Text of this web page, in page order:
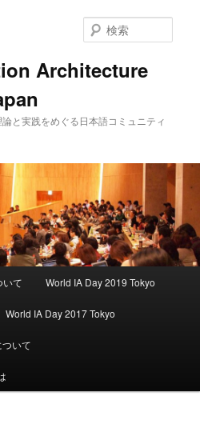
Architecture
と実践をめぐる日本語コミュニティ
索
いて World IA Day 2019 Tokyo
World IA Day 2017 Tokyo
いて